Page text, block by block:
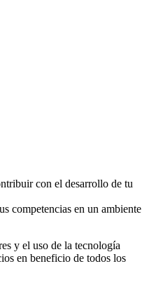
con el desarrollo de tu
competencias en un ambiente
y el uso de la tecnología
en beneficio de todos los